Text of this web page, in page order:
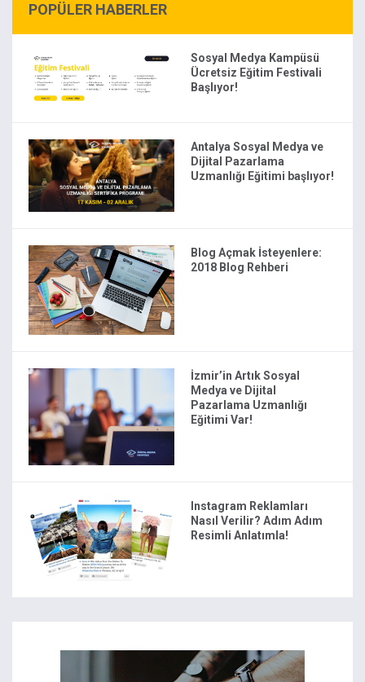
POPÜLER HABERLER
Sosyal Medya Kampüsü
Ücretsiz Eğitim Festivali
Başlıyor!
Antalya Sosyal Medya ve
Dijital Pazarlama
Uzmanlığı Eğitimi başlıyor!
Blog Açmak İsteyenlere:
2018 Blog Rehberi
İzmir’in Artık Sosyal
Medya ve Dijital
Pazarlama Uzmanlığı
Eğitimi Var!
Instagram Reklamları
Nasıl Verilir? Adım Adım
Resimli Anlatımla!